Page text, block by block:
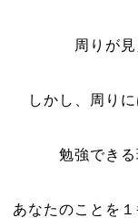
周りが
しかし、周り
勉強でき
あなたのことを